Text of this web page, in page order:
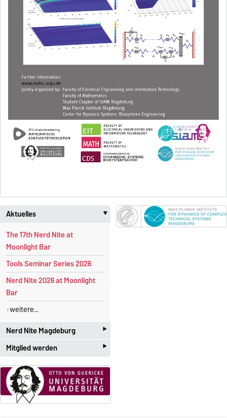
Aktuelles ‣
The 17th Nerd Nite at
Moonlight Bar
Tools Seminar Series 2026
Nerd Nite 2026 at Moonlight
Bar
weitere...
Nerd Nite Magdeburg
‣
It's like the Discovery Channel -
withbeer!
Offizielle Webseite:
magdeburg.nerdnite.com
Mitglied werden ‣
Studenten und Akademiker
mit großen Interesse an der
angewandten Mathematik
sind herzlich willkommen! Die